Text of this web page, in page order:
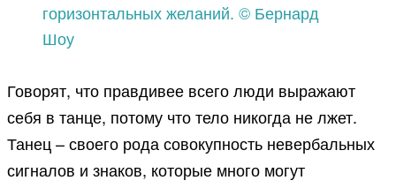
горизонтальных желаний. © Бернард
Шоу
Говорят, что правдивее всего люди выражают
себя в танце, потому что тело никогда не лжет.
Танец – своего рода совокупность невербальных
сигналов и знаков, которые много могут